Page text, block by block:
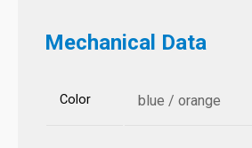
Mechanical Data
Color blue / orange